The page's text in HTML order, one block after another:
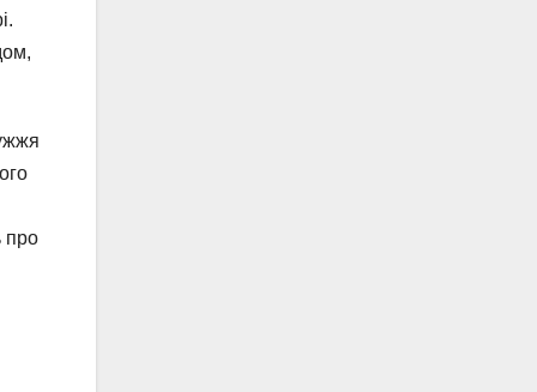
про